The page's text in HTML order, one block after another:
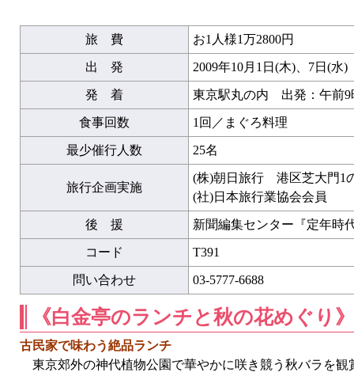
旅 費 お1人様1万2800円
出 発 2009年10月1日(木)、7日(水)
発 着 東京駅丸の内 出発：午前9
食事回数 1回／まぐろ料理
最少催行人数 25名
旅行企画実施
(株)朝日旅行 港区芝大門1
(社)日本旅行業協会会員
後 援 新聞編集センター『定年時
コード T391
問い合わせ 03-5777-6688
《白金亭のランチと秋の花めぐり
古民家で味わう絶品ランチ
東京郊外の神代植物公園で華やかに咲き競う秋バラを観